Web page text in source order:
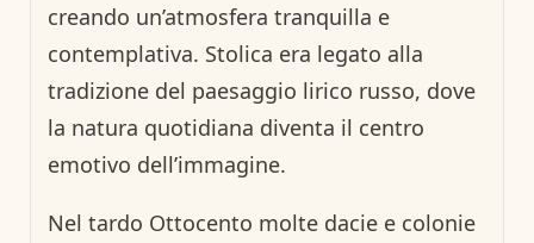
creando un’atmosfera tranquilla e
contemplativa. Stolica era legato alla
tradizione del paesaggio lirico russo, dove
la natura quotidiana diventa il centro
emotivo dell’immagine.
Nel tardo Ottocento molte dacie e colonie